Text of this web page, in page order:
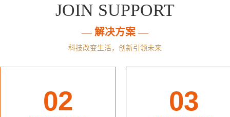
JOIN SUPPORT
— 解决方案 —
科技改变生活，创新引领未来
02 03